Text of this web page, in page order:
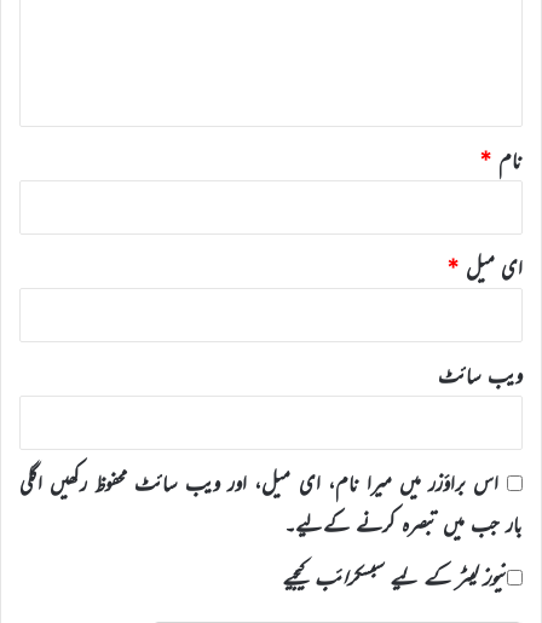
نام *
ای میل *
ویب‌ سائٹ
اس براؤزر میں میرا نام، ای میل، اور ویب سائٹ محفوظ رکھیں اگلی
بار جب میں تبصرہ کرنے کےلیے۔
نیوز لیٹر کے لیے سبسکرائب کیجیے